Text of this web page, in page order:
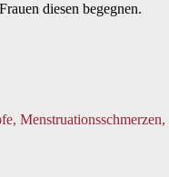
diesen begegnen.
, Menstruationsschmerzen,